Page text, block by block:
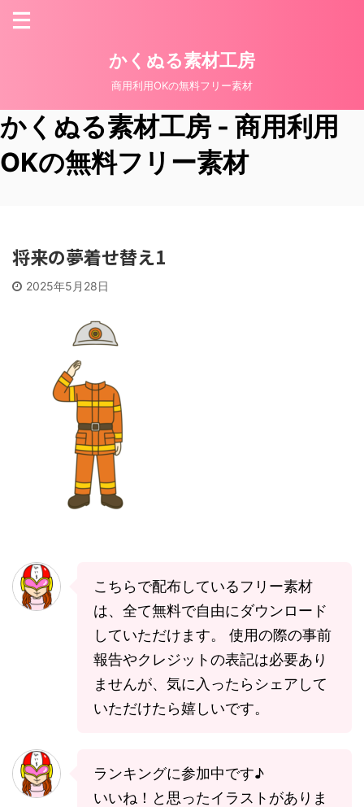
かくぬる素材工房
商用利用OKの無料フリー素材
かくぬる素材工房 - 商用利用
OKの無料フリー素材
将来の夢着せ替え1
2025年5月28日
こちらで配布しているフリー素材
は、全て無料で自由にダウンロード
していただけます。 使用の際の事前
報告やクレジットの表記は必要あり
ませんが、気に入ったらシェアして
いただけたら嬉しいです。
ランキングに参加中です♪
いいね！と思ったイラストがありま